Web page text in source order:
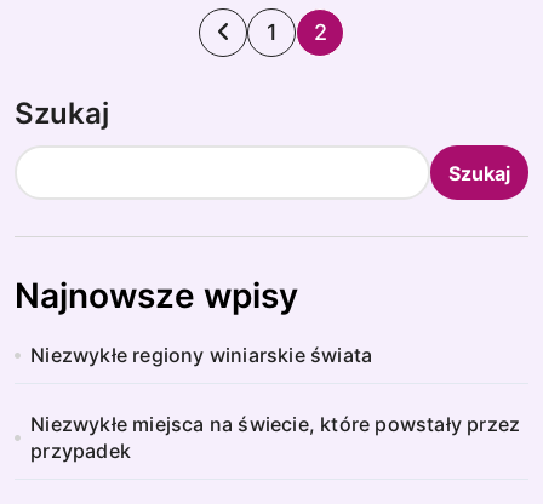
S
n
i
o
w
1 2
Szukaj
Szukaj
Najnowsze wpisy
Niezwykłe regiony winiarskie świata
Niezwykłe miejsca na świecie, które powstały przez
przypadek